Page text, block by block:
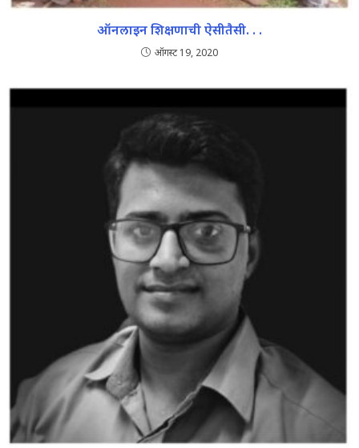
ऑनलाइन शिक्षणाची ऐसीतैसी. . .
ऑगस्ट 19, 2020